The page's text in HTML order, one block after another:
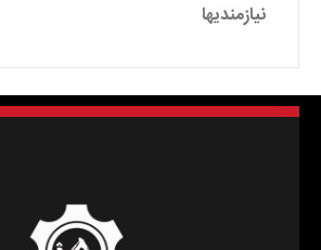
نیازمندیها